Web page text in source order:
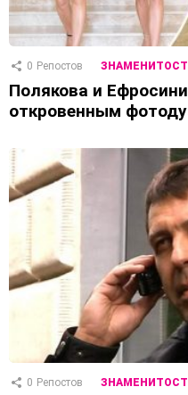
0 Репостов
Полякова и
откровенным
0 Репостов